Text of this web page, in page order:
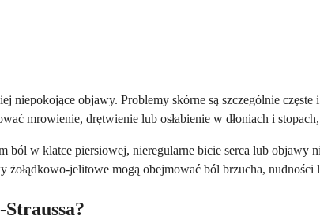
niepokojące objawy. Problemy skórne są szczególnie
mrowienie, drętwienie lub osłabienie w dłoniach i
ból w klatce piersiowej, nieregularne bicie serca lub
żołądkowo-jelitowe mogą obejmować ból brzucha,